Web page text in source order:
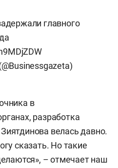
главного
в
разработка
велась давно.
сказать. Но такие
– отмечает наш